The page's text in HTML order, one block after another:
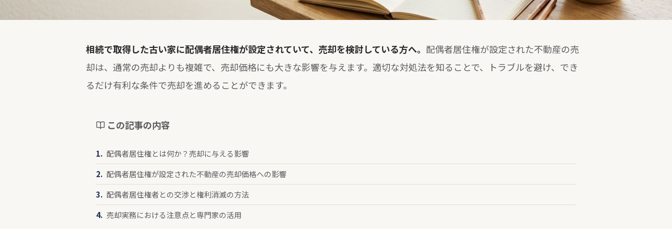
相続で取得した古い家に配偶者居住権が設定されていて、売却を検討している方へ。 配偶者居住権が設定された不動産の売
却は、通常の売却よりも複雑で、売却価格にも大きな影響を与えます。適切な対処法を知ることで、トラブルを避け、でき
るだけ有利な条件で売却を進めることができます。
この記事の内容
配偶者居住権とは何か？売却に与える影響
配偶者居住権が設定された不動産の売却価格への影響
配偶者居住権者との交渉と権利消滅の方法
売却実務における注意点と専門家の活用